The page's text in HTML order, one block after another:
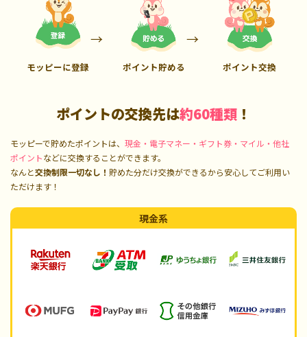
モッピーに登録 ポイント貯める ポイント交換
ポイントの交換先は約60種類 ！
モッピーで貯めたポイントは、 現金・電子マネー・ギフト券・マイル・他社
ポイントなどに交換することができます。
なんと交換制限一切なし！ 貯めた分だけ交換ができるから安心してご利用い
ただけます！
現金系